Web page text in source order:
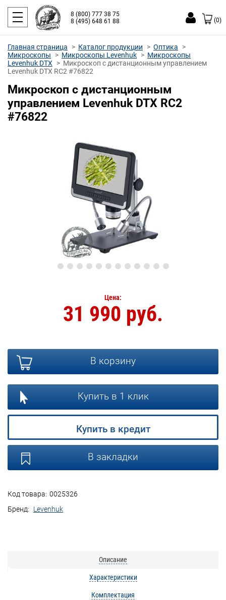
8 (800) 777 38 75
8 (495) 648 61 88
(0)
Главная страница Каталог продукции
Оптика
Микроскопы
Микроскопы Levenhuk
Микроскопы
Levenhuk DTX
Микроскоп с дистанционным управлением
Levenhuk DTX RC2 #76822
Микроскоп с дистанционным
управлением Levenhuk DTX RC2
#76822
Код товара: 0025326
Бренд:
Levenhuk
Цена:
31 990 руб.
В корзину
Купить в 1 клик
Купить в кредит
В закладки
Описание
Характеристики
Комплектация